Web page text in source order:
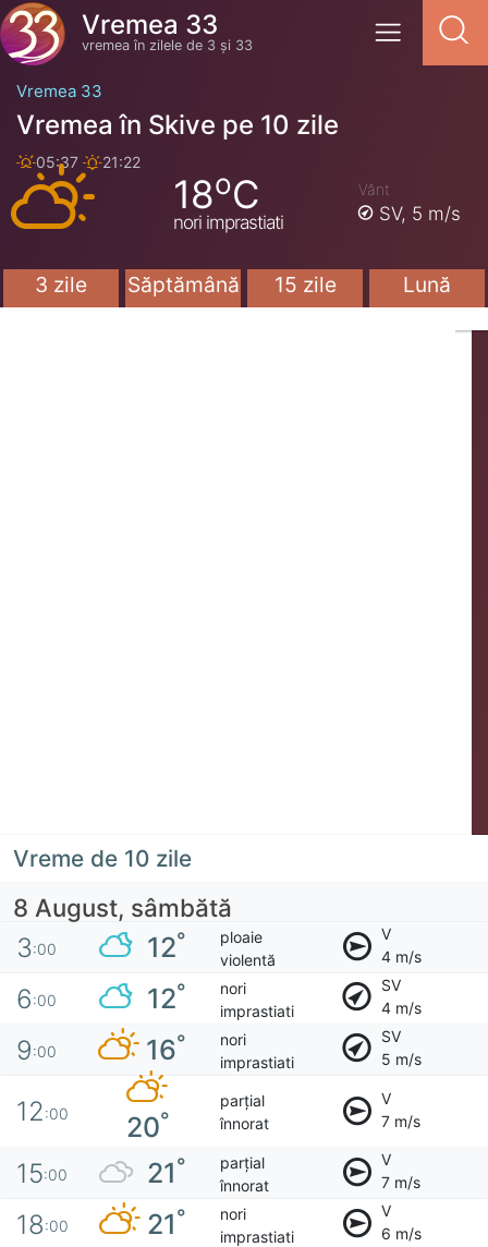
Vremea 33
vremea în zilele de 3 și 33
Vremea 33
Vremea în Skive pe 10 zile
05:37 21:22
18oC
nori imprastiati
Vânt
SV, 5 m/s
3 zile Săptămână 15 zile Lună
Vreme de 10 zile
8 August, sâmbătă
3:00 12°
ploaie
violentă
V
4 m/s
6:00 12°
nori
imprastiati
SV
4 m/s
9:00 16°
nori
imprastiati
SV
5 m/s
12:00 20°
parțial
înnorat
V
7 m/s
15:00 21°
parțial
înnorat
V
7 m/s
18:00 21°
nori
imprastiati
V
6 m/s